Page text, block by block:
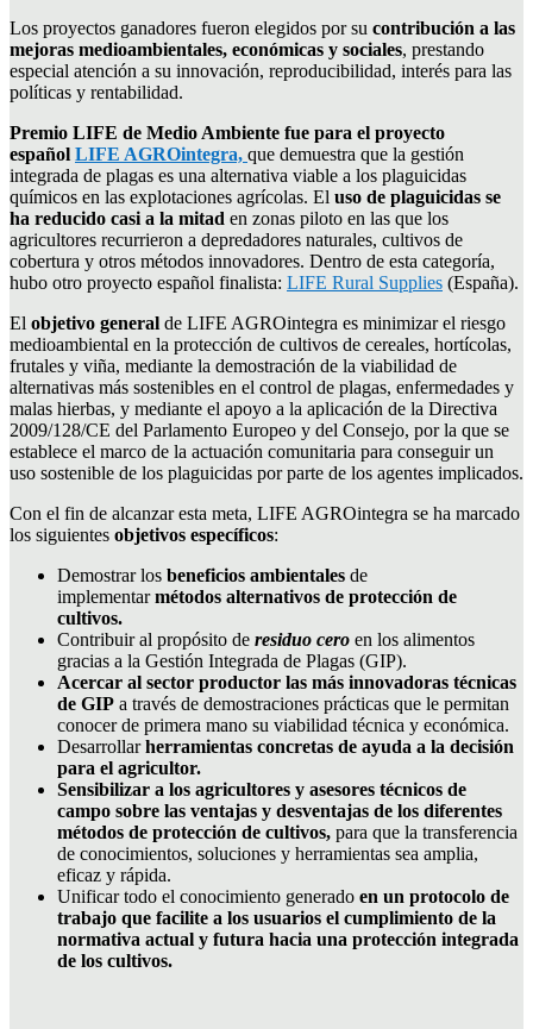
Los proyectos ganadores fueron elegidos por su contribución a las
mejoras medioambientales, económicas y sociales, prestando
especial atención a su innovación, reproducibilidad, interés para las
políticas y rentabilidad.
Premio LIFE de Medio Ambiente fue para el proyecto
español LIFE AGROintegra, que demuestra que la gestión
integrada de plagas es una alternativa viable a los plaguicidas
químicos en las explotaciones agrícolas. El uso de plaguicidas se
ha reducido casi a la mitad en zonas piloto en las que los
agricultores recurrieron a depredadores naturales, cultivos de
cobertura y otros métodos innovadores. Dentro de esta categoría,
hubo otro proyecto español finalista: LIFE Rural Supplies (España).
El objetivo general de LIFE AGROintegra es minimizar el riesgo
medioambiental en la protección de cultivos de cereales, hortícolas,
frutales y viña, mediante la demostración de la viabilidad de
alternativas más sostenibles en el control de plagas, enfermedades y
malas hierbas, y mediante el apoyo a la aplicación de la Directiva
2009/128/CE del Parlamento Europeo y del Consejo, por la que se
establece el marco de la actuación comunitaria para conseguir un
uso sostenible de los plaguicidas por parte de los agentes implicados.
Con el fin de alcanzar esta meta, LIFE AGROintegra se ha marcado
los siguientes objetivos específicos:
Demostrar los beneficios ambientales de
implementarmétodos alternativos de protección de
cultivos.
Contribuir al propósito de residuo cero en los alimentos
gracias a la Gestión Integrada de Plagas (GIP).
Acercar al sector productor las más innovadoras técnicas
de GIP a través de demostraciones prácticas que le permitan
conocer de primera mano su viabilidad técnica y económica.
Desarrollarherramientas concretas de ayuda a la decisión
para el agricultor.
Sensibilizar a los agricultores y asesores técnicos de
campo sobre las ventajas y desventajas de los diferentes
métodos de protección de cultivos, para que la transferencia
de conocimientos, soluciones y herramientas sea amplia,
eficaz y rápida.
Unificar todo el conocimiento generado en un protocolo de
trabajo que facilite a los usuarios el cumplimiento de la
normativa actual y futura hacia una protección integrada
de los cultivos.